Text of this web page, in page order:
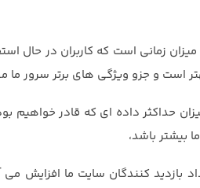
زمانی است که کاربران در حال
حداکثر داده ای که قادر خواهیم
بیشتر باشد،
بازدید کنندگان سایت ما افزایش